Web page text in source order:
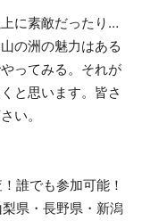
に素敵だったり…
の洲の魅力はある
ってみる。それが
と思います。皆さ
い。